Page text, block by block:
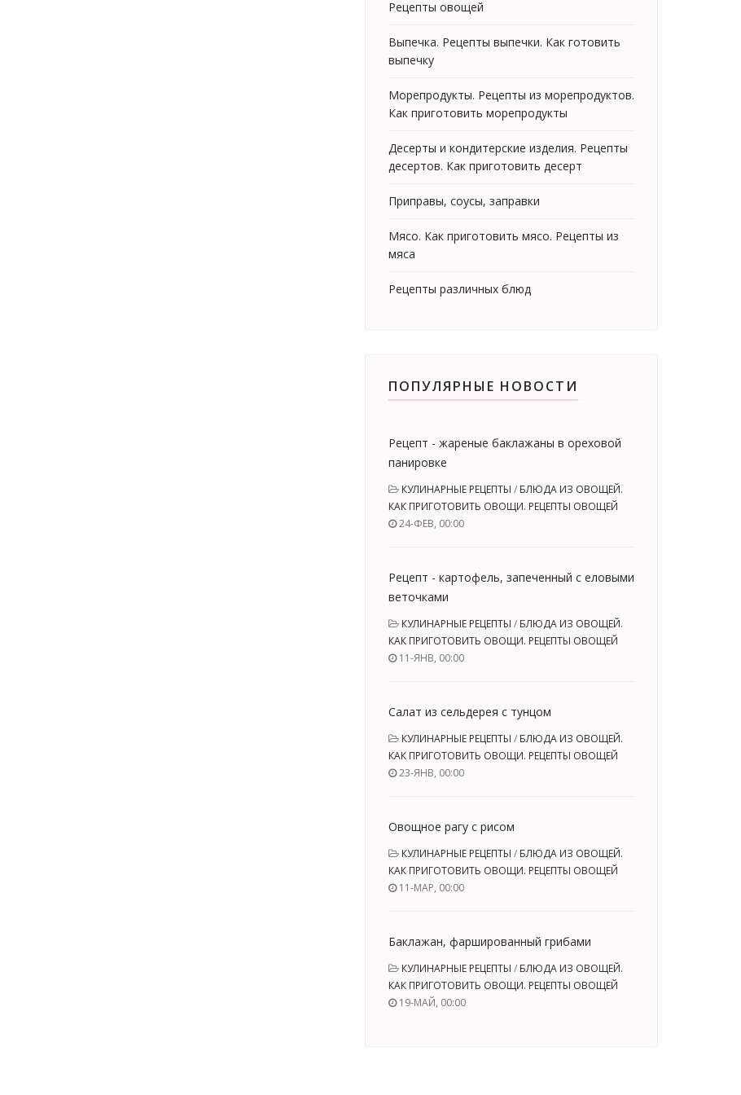
Рецепты овощей
Выпечка. Рецепты выпечки. Как готовить
выпечку
Морепродукты. Рецепты из морепродуктов.
Как приготовить морепродукты
Десерты и кондитерские изделия. Рецепты
десертов. Как приготовить десерт
Приправы, соусы, заправки
Мясо. Как приготовить мясо. Рецепты из
мяса
Рецепты различных блюд
ПОПУЛЯРНЫЕ НОВОСТИ
Рецепт - жареные баклажаны в ореховой
панировке
КУЛИНАРНЫЕ РЕЦЕПТЫ / БЛЮДА ИЗ ОВОЩЕЙ.
КАК ПРИГОТОВИТЬ ОВОЩИ. РЕЦЕПТЫ ОВОЩЕЙ
24-ФЕВ, 00:00
Рецепт - картофель, запеченный с еловыми
веточками
КУЛИНАРНЫЕ РЕЦЕПТЫ / БЛЮДА ИЗ ОВОЩЕЙ.
КАК ПРИГОТОВИТЬ ОВОЩИ. РЕЦЕПТЫ ОВОЩЕЙ
11-ЯНВ, 00:00
Салат из сельдерея с тунцом
КУЛИНАРНЫЕ РЕЦЕПТЫ / БЛЮДА ИЗ ОВОЩЕЙ.
КАК ПРИГОТОВИТЬ ОВОЩИ. РЕЦЕПТЫ ОВОЩЕЙ
23-ЯНВ, 00:00
Овощное рагу с рисом
КУЛИНАРНЫЕ РЕЦЕПТЫ / БЛЮДА ИЗ ОВОЩЕЙ.
КАК ПРИГОТОВИТЬ ОВОЩИ. РЕЦЕПТЫ ОВОЩЕЙ
11-МАР, 00:00
Баклажан, фаршированный грибами
КУЛИНАРНЫЕ РЕЦЕПТЫ / БЛЮДА ИЗ ОВОЩЕЙ.
КАК ПРИГОТОВИТЬ ОВОЩИ. РЕЦЕПТЫ ОВОЩЕЙ
19-МАЙ, 00:00